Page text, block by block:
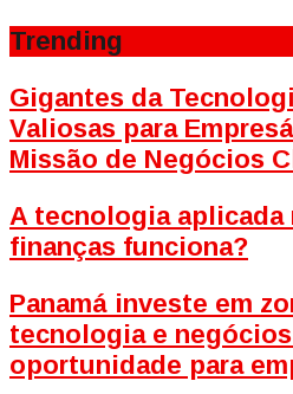
Trending
Gigantes da
Valiosas para
Missão de Negócios
A tecnologia aplicada
finanças funciona?
Panamá investe em
tecnologia e
oportunidade para